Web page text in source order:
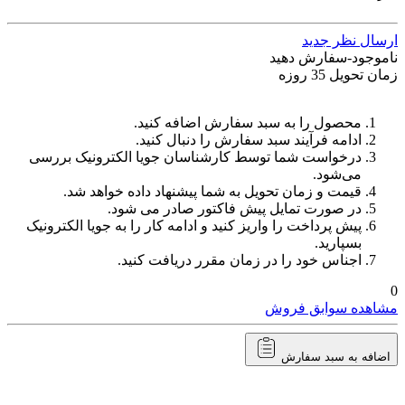
ارسال نظر جدید
ناموجود-سفارش دهید
زمان تحویل 35 روزه
محصول را به سبد سفارش اضافه کنید.
ادامه فرآیند سبد سفارش را دنبال کنید.
درخواست شما توسط کارشناسان جویا الکترونیک بررسی
می‌شود.
قیمت و زمان تحویل به شما پیشنهاد داده خواهد شد.
در صورت تمایل پیش فاکتور صادر می شود.
پیش پرداخت را واریز کنید و ادامه کار را به جویا الکترونیک
بسپارید.
اجناس خود را در زمان مقرر دریافت کنید.
0
مشاهده سوابق فروش
اضافه به سبد سفارش